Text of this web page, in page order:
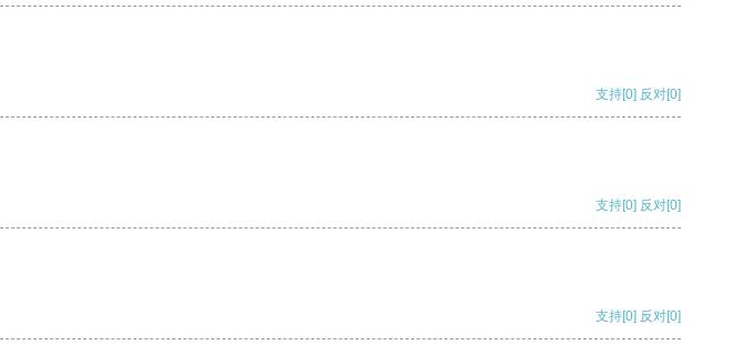
支持[0] 反对[0]
支持[0] 反对[0]
支持[0] 反对[0]